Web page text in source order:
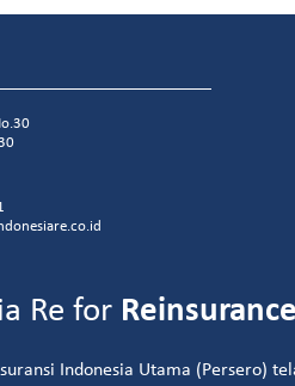
Re for
Indonesia Utama (Persero)